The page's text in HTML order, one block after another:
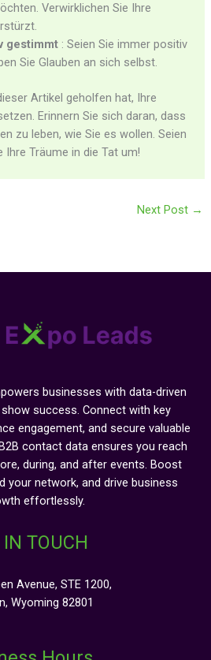
Verwirklichen Sie Ihre
gestimmt : Seien Sie immer positiv
Sie Glauben an sich selbst.
Artikel geholfen hat, Ihre
Erinnern Sie sich daran, dass
zu leben, wie Sie es wollen. Seien
Träume in die Tat um!
Next Post →
businesses with data-driven
success. Connect with key
engagement, and secure valuable
contact data ensures you reach
during, and after events. Boost
your network, and drive business
effortlessly.
IN TOUCH
Avenue, STE 1200,
Wyoming 82801